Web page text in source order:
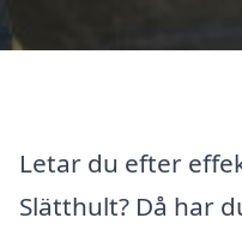
Letar du efter
Slätthult? Då har